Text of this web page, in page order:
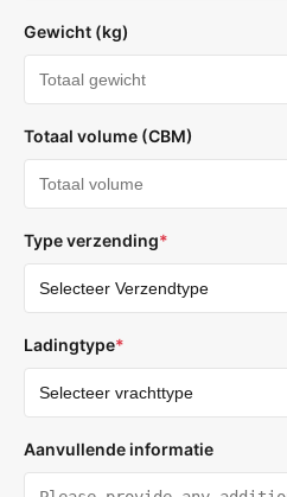
Gewicht (kg)
Totaal volume (CBM)
Type verzending*
Ladingtype*
Aanvullende informatie